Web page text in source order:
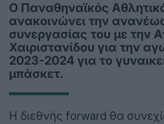
Ο Παναθηναϊκός
ανακοινώνει την
συνεργασίας του με την
Χαιριστανίδου για την
2023-2024 για το
μπάσκετ.
Η διεθνής forward θα